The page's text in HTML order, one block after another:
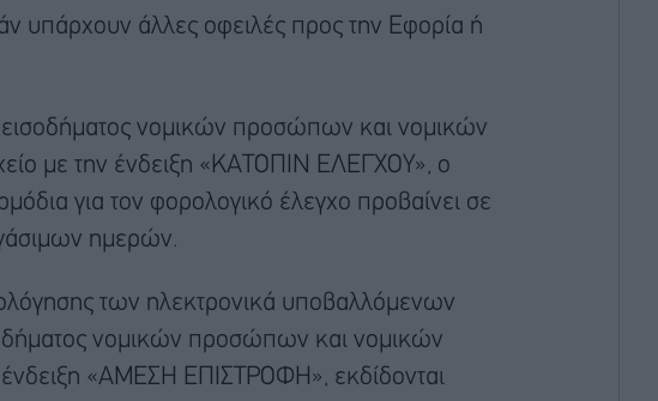
υπάρχουν άλλες οφειλές προς την Εφορία ή
εισοδήματος νομικών προσώπων και νομικών
με την ένδειξη «ΚΑΤΟΠΙΝ ΕΛΕΓΧΟΥ», ο
για τον φορολογικό έλεγχο προβαίνει σε
ημερών.
των ηλεκτρονικά υποβαλλόμενων
νομικών προσώπων και νομικών
«ΑΜΕΣΗ ΕΠΙΣΤΡΟΦΗ», εκδίδονται